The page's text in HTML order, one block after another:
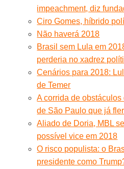
impeachment, diz
Ciro Gomes, híbrido
Não haverá 2018
Brasil sem Lula em
perderia no xadrez
Cenários para 2018:
de Temer
A corrida de
de São Paulo que já
Aliado de Doria, MBL
possível vice em 2018
O risco populista: o
presidente como